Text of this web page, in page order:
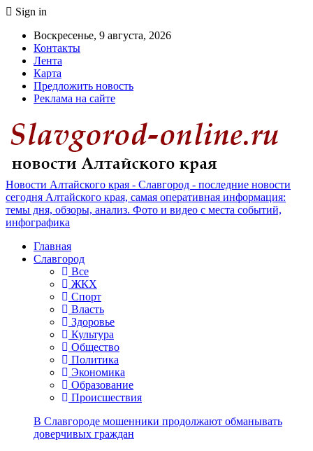
Sign in
Воскресенье, 9 августа, 2026
Контакты
Лента
Карта
Предложить новость
Реклама на сайте
Новости Алтайского края - Славгород - последние новости
сегодня Алтайского края, самая оперативная информация:
темы дня, обзоры, анализ. Фото и видео с места событий,
инфографика
Главная
Славгород
Все
ЖКХ
Спорт
Власть
Здоровье
Культура
Общество
Политика
Экономика
Образование
Происшествия
В Славгороде мошенники продолжают обманывать
доверчивых граждан